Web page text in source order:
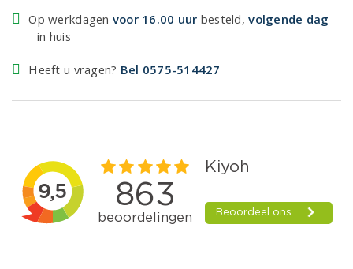
Op werkdagen voor 16.00 uur besteld,volgende dag
in huis
Heeft u vragen? Bel 0575-514427